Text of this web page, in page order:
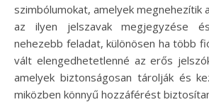
szimbólumokat, amelyek megnehezítik
az ilyen jelszavak megjegyzése
nehezebb feladat, különösen ha több
vált elengedhetetlenné az erős
amelyek biztonságosan tárolják és
miközben könnyű hozzáférést